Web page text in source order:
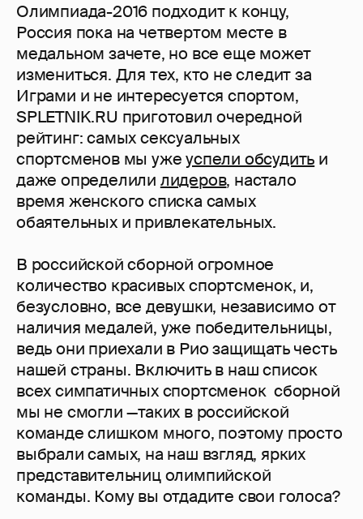
Олимпиада-2016 подходит к концу,
Россия пока на четвертом месте в
медальном зачете, но все еще может
измениться. Для тех, кто не следит за
Играми и не интересуется спортом,
SPLETNIK.RU приготовил очередной
рейтинг: самых сексуальных
спортсменов мы ужеуспели обсудить и
даже определили лидеров, настало
время женского списка самых
обаятельных и привлекательных.
В российской сборной огромное
количество красивых спортсменок, и,
безусловно, все девушки, независимо от
наличия медалей, уже победительницы,
ведь они приехали в Рио защищать честь
нашей страны. Включить в наш список
всех симпатичных спортсменок сборной
мы не смогли —таких в российской
команде слишком много, поэтому просто
выбрали самых, на наш взгляд, ярких
представительниц олимпийской
команды. Кому вы отдадите свои голоса?